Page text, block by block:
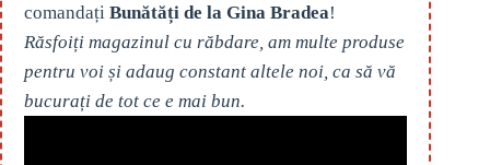
comandați Bunătăți de la Gina Bradea!
Răsfoiți magazinul cu răbdare, am multe produse
pentru voi și adaug constant altele noi, ca să vă
bucurați de tot ce e mai bun.